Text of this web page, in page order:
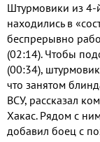
Штурмовики из 4-
находились в
беспрерывно
(02:14). Чтобы
(00:34),
что занятом
ВСУ, рассказал
Хакас. Рядом с
добавил боец с